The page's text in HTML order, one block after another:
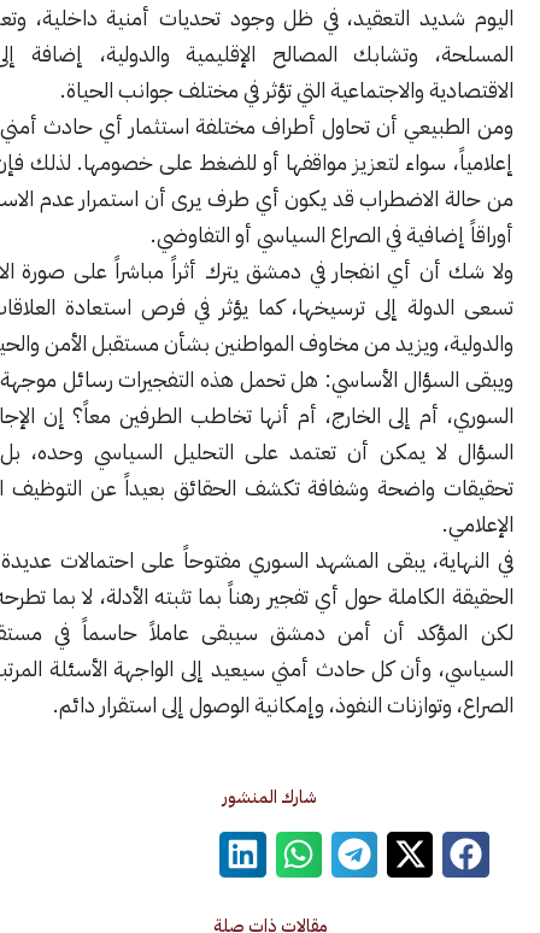
التعقيد، في ظل وجود تحديات أمنية داخلية، وتعدد الجهات
وتشابك المصالح الإقليمية والدولية، إضافة إلى الضغوط
والاجتماعية التي تؤثر في مختلف جوانب الحياة.
أن تحاول أطراف مختلفة استثمار أي حادث أمني سياسياً أو
سواء لتعزيز مواقفها أو للضغط على خصومها. لذلك فإن المستفيد
الاضطراب قد يكون أي طرف يرى أن استمرار عدم الاستقرار يمنحه
في الصراع السياسي أو التفاوضي.
أي انفجار في دمشق يترك أثراً مباشراً على صورة الاستقرار التي
إلى ترسيخها، كما يؤثر في فرص استعادة العلاقات الإقليمية
ويزيد من مخاوف المواطنين بشأن مستقبل الأمن والحياة اليومية.
الأساسي: هل تحمل هذه التفجيرات رسائل موجهة إلى الداخل
أم إلى الخارج، أم أنها تخاطب الطرفين معاً؟ إن الإجابة عن هذا
لا يمكن أن تعتمد على التحليل السياسي وحده، بل تحتاج إلى
واضحة وشفافة تكشف الحقائق بعيداً عن التوظيف السياسي أو
يبقى المشهد السوري مفتوحاً على احتمالات عديدة، فيما تظل
حول أي تفجير رهناً بما تثبته الأدلة، لا بما تطرحه التكهنات.
أن أمن دمشق سيبقى عاملاً حاسماً في مستقبل سورية
وأن كل حادث أمني سيعيد إلى الواجهة الأسئلة المرتبطة بطبيعة
النفوذ، وإمكانية الوصول إلى استقرار دائم.
شارك المنشور
مقالات ذات صلة